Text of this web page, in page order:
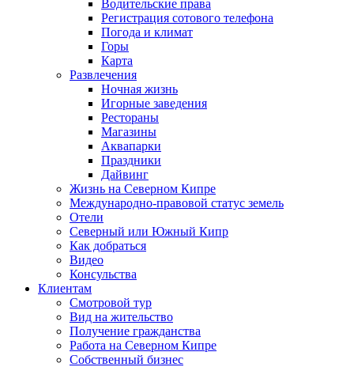
Водительские права
Регистрация сотового телефона
Погода и климат
Горы
Карта
Развлечения
Ночная жизнь
Игорные заведения
Рестораны
Магазины
Аквапарки
Праздники
Дайвинг
Жизнь на Северном Кипре
Международно-правовой статус земель
Отели
Северный или Южный Кипр
Как добраться
Видео
Консульства
Клиентам
Смотровой тур
Вид на жительство
Получение гражданства
Работа на Северном Кипре
Собственный бизнес